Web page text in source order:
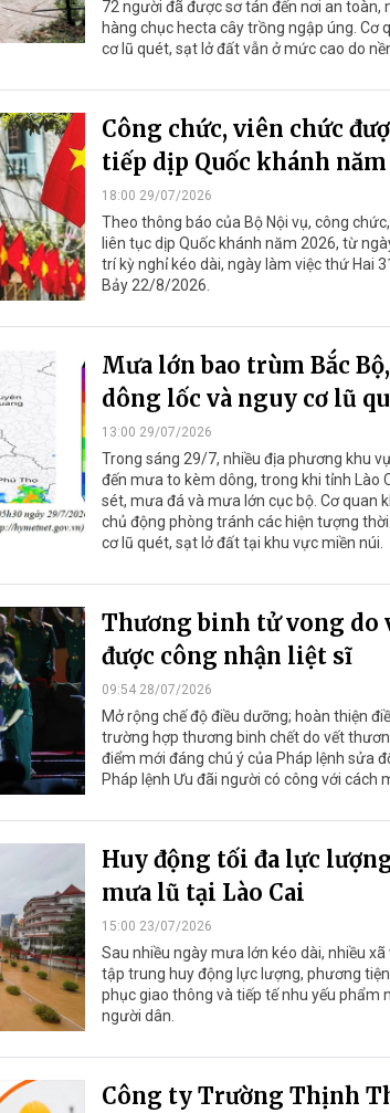
72 người đã được sơ tán đến nơi an toàn,
hàng chục hecta cây trồng ngập úng. Cơ
cơ lũ quét, sạt lở đất vẫn ở mức cao do
Công chức, viên chức
tiếp dịp Quốc khánh năm
18:00 29/07/2026
Theo thông báo của Bộ Nội vụ, công
liên tục dịp Quốc khánh năm 2026, từ
trí kỳ nghỉ kéo dài, ngày làm việc thứ Hai
Bảy 22/8/2026.
Mưa lớn bao trùm Bắc
dông lốc và nguy cơ lũ
13:00 29/07/2026
Trong sáng 29/7, nhiều địa phương khu
đến mưa to kèm dông, trong khi tỉnh Lào
sét, mưa đá và mưa lớn cục bộ. Cơ quan
chủ động phòng tránh các hiện tượng
cơ lũ quét, sạt lở đất tại khu vực miền núi.
Thương binh tử vong do
được công nhận liệt sĩ
09:54 28/07/2026
Mở rộng chế độ điều dưỡng; hoàn thiện
trường hợp thương binh chết do vết
điểm mới đáng chú ý của Pháp lệnh sửa
Pháp lệnh Ưu đãi người có công với cách
Huy động tối đa lực
mưa lũ tại Lào Cai
15:00 23/07/2026
Sau nhiều ngày mưa lớn kéo dài, nhiều
tập trung huy động lực lượng, phương
phục giao thông và tiếp tế nhu yếu phẩm
người dân.
Công ty Trường Thịnh